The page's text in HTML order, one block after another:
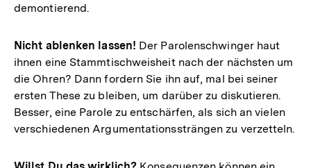
demontierend.
Nicht ablenken lassen! Der Parolenschwinger haut
ihnen eine Stammtischweisheit nach der nächsten um
die Ohren? Dann fordern Sie ihn auf, mal bei seiner
ersten These zu bleiben, um darüber zu diskutieren.
Besser, eine Parole zu entschärfen, als sich an vielen
verschiedenen Argumentationssträngen zu verzetteln.